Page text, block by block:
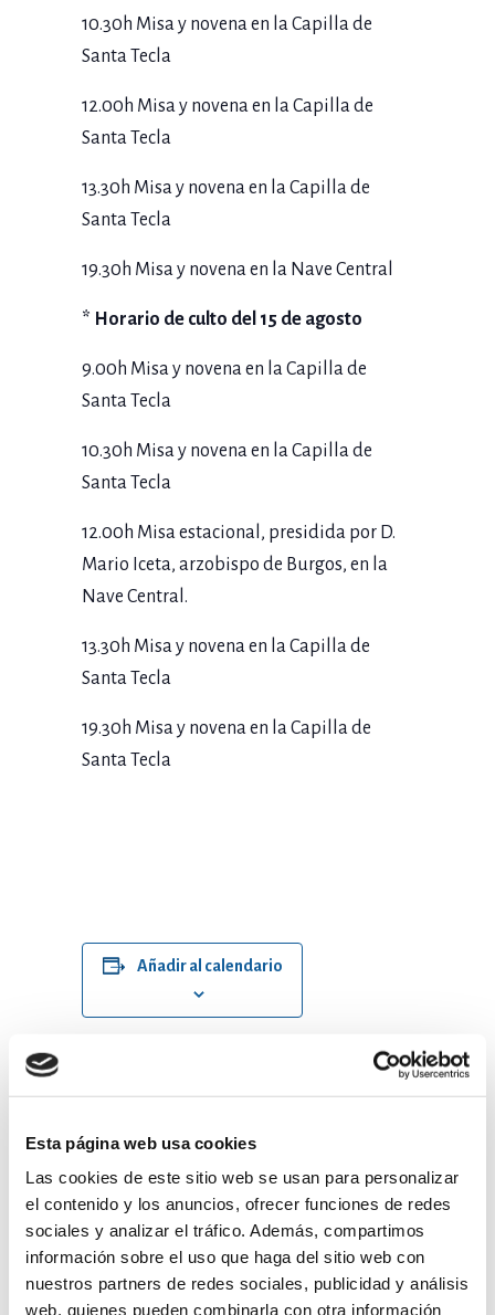
Esta página web usa cookies
Las cookies de este sitio web se usan para personalizar
el contenido y los anuncios, ofrecer funciones de redes
sociales y analizar el tráfico. Además, compartimos
información sobre el uso que haga del sitio web con
nuestros partners de redes sociales, publicidad y análisis
web, quienes pueden combinarla con otra información
10.30h Misa y novena en la Capilla de
Santa Tecla
12.00h Misa y novena en la Capilla de
Santa Tecla
13.30h Misa y novena en la Capilla de
Santa Tecla
19.30h Misa y novena en la Nave Central
* Horario de culto del 15 de agosto
9.00h Misa y novena en la Capilla de
Santa Tecla
10.30h Misa y novena en la Capilla de
Santa Tecla
12.00h Misa estacional, presidida por D.
Mario Iceta, arzobispo de Burgos, en la
Nave Central.
13.30h Misa y novena en la Capilla de
Santa Tecla
19.30h Misa y novena en la Capilla de
Santa Tecla
Añadir al calendario
Comienza:
agosto 6 @ 09:00
Finaliza: